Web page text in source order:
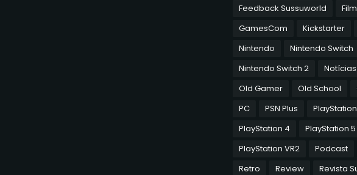
Feedback Sussuworld
GamesCom
Kickstarter
Nintendo
Nintendo Switch
Nintendo Switch 2
Notícias
Old Gamer
Old School
PC
PSN Plus
PlayStation
PlayStation 4
PlayStation 5
PlayStation VR2
Podcast
Retro
Review
Revista